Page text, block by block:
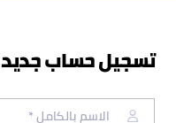
تسجيل حساب جديد